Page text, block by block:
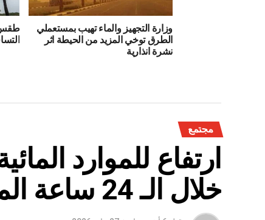
وزارة التجهيز والماء تهيب بمستعملي
الطرق توخي المزيد من الحيطة اثر
نشرة انذارية
طقس
مجتمع
ارتفاع للموارد
خلال الـ 24 ساعة الماضية